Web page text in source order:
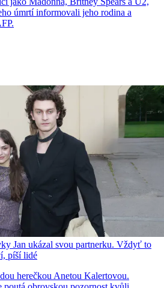
úmrtí informovali jeho rodina a
Jan ukázal svou partnerku. Vždyť to
píší lidé
herečkou Anetou Kalertovou.